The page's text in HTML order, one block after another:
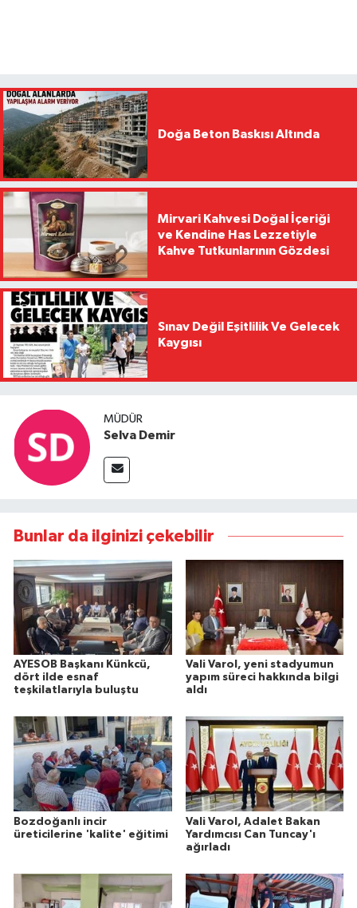
Doğa Beton Baskısı Altında
Mirvari Kahvesi Doğal İçeriği
ve Kendine Has Lezzetiyle
Kahve Tutkunlarının Gözdesi
Sınav Değil Eşitlilik Ve Gelecek
Kaygısı
MÜDÜR
Selva Demir
Bunlar da ilginizi çekebilir
AYESOB Başkanı Künkcü,
dört ilde esnaf
teşkilatlarıyla buluştu
Vali Varol, yeni stadyumun
yapım süreci hakkında bilgi
aldı
Bozdoğanlı incir
üreticilerine 'kalite' eğitimi
Vali Varol, Adalet Bakan
Yardımcısı Can Tuncay'ı
ağırladı